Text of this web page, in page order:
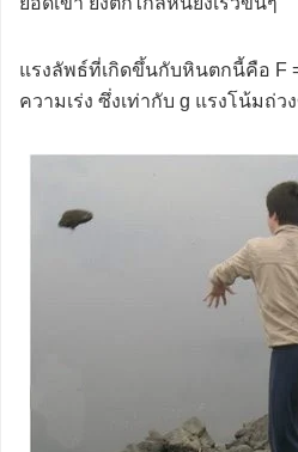
แรงลัพธ์ที่เกิดขึ้นกับหินตกนี้คือ F
ความเร่ง ซึ่งเท่ากับ g แรงโน้มถ่ว